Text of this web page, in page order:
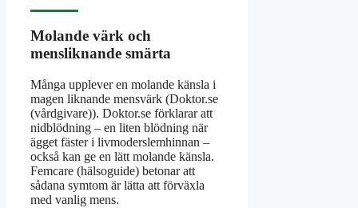
Molande värk och
mensliknande smärta
Många upplever en molande känsla i
magen liknande mensvärk (Doktor.se
(vårdgivare)). Doktor.se förklarar att
nidblödning – en liten blödning när
ägget fäster i livmoderslemhinnan –
också kan ge en lätt molande känsla.
Femcare (hälsoguide) betonar att
sådana symtom är lätta att förväxla
med vanlig mens.